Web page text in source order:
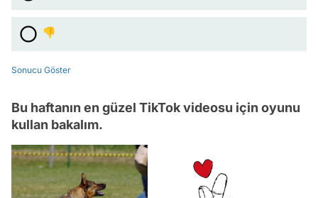
👎
Sonucu Göster
Bu haftanın en güzel TikTok videosu için oyunu
kullan bakalım.